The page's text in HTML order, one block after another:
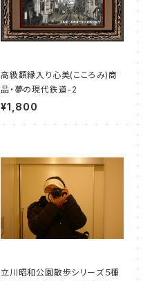
高級額縁入り心美(こころみ)商
品・夢の現代鉄道-2
¥1,800
立川昭和公園散歩シリーズ５種